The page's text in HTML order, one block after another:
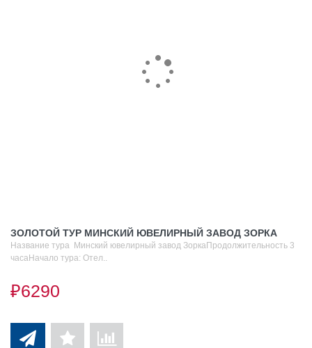
ЗОЛОТОЙ ТУР МИНСКИЙ ЮВЕЛИРНЫЙ ЗАВОД ЗОРКА
Название тура Минский ювелирный завод ЗоркаПродолжительность 3
часаНачало тура: Отел..
₽6290